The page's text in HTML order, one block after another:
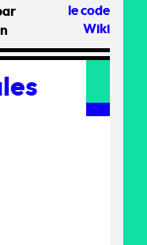
le code
Wiki